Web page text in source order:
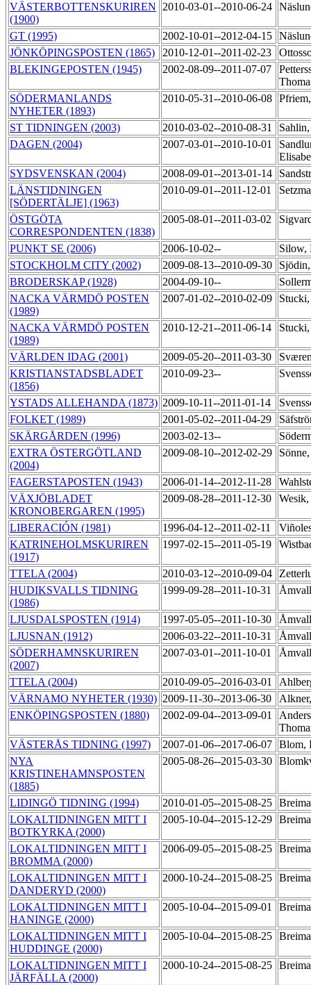
VÄSTERBOTTENSKURIREN
(1900)
2010-03-01--2010-06-24
GT (1995) 2002-10-01--2012-04-15
JÖNKÖPINGSPOSTEN (1865)
2010-12-01--2011-02-23
BLEKINGEPOSTEN (1945)
2002-08-09--2011-07-07
SÖDERMANLANDS
NYHETER (1893)
2010-05-31--2010-06-08
ST TIDNINGEN (2003) 2010-03-02--2010-08-31
DAGEN (2004)
2007-03-01--2010-10-01
SYDSVENSKAN (2004)
2008-09-01--2013-01-14
LÄNSTIDNINGEN
[SÖDERTÄLJE] (1963)
2010-09-01--2011-12-01
ÖSTGÖTA
CORRESPONDENTEN (1838)
2005-08-01--2011-03-02
PUNKT SE (2006) 2006-10-02--
Silow,
STOCKHOLM CITY (2002)
2009-08-13--2010-09-30
BRODERSKAP (1928)
2004-09-10--
NACKA VÄRMDÖ POSTEN
(1989)
2007-01-02--2010-02-09
NACKA VÄRMDÖ POSTEN
(1989)
2010-12-21--2011-06-14
VÄRLDEN IDAG (2001) 2009-05-20--2011-03-30
KRISTIANSTADSBLADET
(1856)
2010-09-23--
YSTADS ALLEHANDA (1873) 2009-10-11--2011-01-14
FOLKET (1989)
2001-05-02--2011-04-29
SKÄRGÅRDEN (1996)
2003-02-13--
EXTRA ÖSTERGÖTLAND
(2004)
2009-08-10--2012-02-29
FAGERSTAPOSTEN (1943) 2006-01-14--2012-11-28
VÄXJÖBLADET
KRONOBERGAREN (1995)
2009-08-28--2011-12-30
LIBERACIÓN (1981) 1996-04-12--2011-02-11
KATRINEHOLMSKURIREN
(1917)
1997-02-15--2011-05-19
TTELA (2004) 2010-03-12--2010-09-04
HUDIKSVALLS TIDNING
(1986)
1999-09-28--2011-10-31
LJUSDALSPOSTEN (1914) 1997-05-05--2011-10-30
LJUSNAN (1912)
2006-03-22--2011-10-31
SÖDERHAMNSKURIREN
(2007)
2007-03-01--2011-10-01
TTELA (2004) 2010-09-05--2016-03-01
VÄRNAMO NYHETER (1930) 2009-11-30--2013-06-30
ENKÖPINGSPOSTEN (1880)
2002-09-04--2013-09-01
VÄSTERÅS TIDNING (1997)
2007-01-06--2017-06-07 Blom,
NYA
KRISTINEHAMNSPOSTEN
(1885)
2005-08-26--2015-03-30
LIDINGÖ TIDNING (1994) 2010-01-05--2015-08-25
LOKALTIDNINGEN MITT I
BOTKYRKA (2000)
2005-10-04--2015-12-29
LOKALTIDNINGEN MITT I
BROMMA (2000)
2006-09-05--2015-08-25
LOKALTIDNINGEN MITT I
DANDERYD (2000)
2000-10-24--2015-08-25
LOKALTIDNINGEN MITT I
HANINGE (2000)
2005-10-04--2015-09-01
LOKALTIDNINGEN MITT I
HUDDINGE (2000)
2005-10-04--2015-08-25
LOKALTIDNINGEN MITT I
JÄRFÄLLA (2000)
2000-10-24--2015-08-25